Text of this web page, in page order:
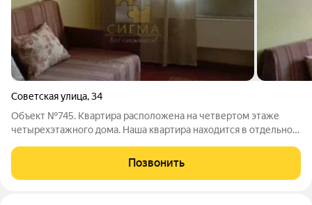
Советская улица,34
Объект №745. Квартира расположена на четвертом этаже
четырехэтажного дома. Наша квартира находится в отдельной
помещении установлена новая металлическая входная дверь:
снаружи она темного цвета,
Позвонить